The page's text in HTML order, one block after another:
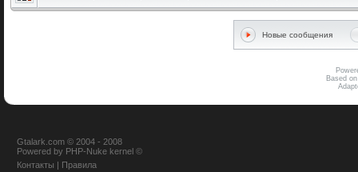
Новые сообщения
Based
Gtalark.com © 2004 - 2008
Powered by PHP-Nuke kernel ©
Контакты | Правила